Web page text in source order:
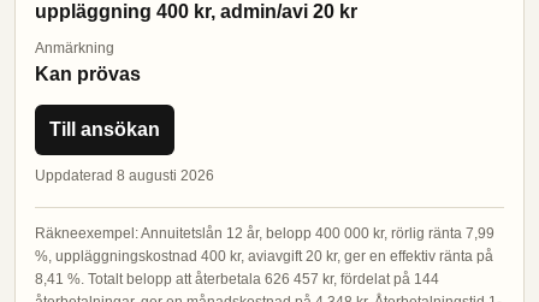
uppläggning 400 kr, admin/avi 20 kr
Anmärkning
Kan prövas
Till ansökan
Uppdaterad 8 augusti 2026
Räkneexempel: Annuitetslån 12 år, belopp 400 000 kr, rörlig ränta 7,99
%, uppläggningskostnad 400 kr, aviavgift 20 kr, ger en effektiv ränta på
8,41 %. Totalt belopp att återbetala 626 457 kr, fördelat på 144